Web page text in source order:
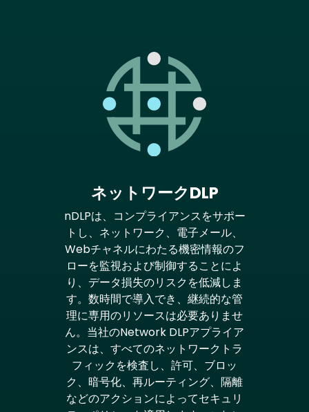
ネットワークDLP
nDLPは、コンプライアンスをサポー
トし、ネットワーク、電子メール、
Webチャネルにわたる機密情報のフ
ローを監視および制御することによ
り、データ損失のリスクを低減しま
す。数時間で導入でき、継続的な管
理に専用のリソースは必要ありませ
ん。当社のNetwork DLPアプライア
ンスは、すべてのネットワークトラ
フィックを検査し、許可、ブロッ
ク、暗号化、再ルーティング、隔離
などのアクションによってセキュリ